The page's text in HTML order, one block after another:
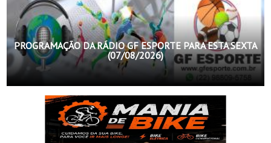
PROGRAMAÇÃO DA RÁDIO GF ESPORTE PARA ESTA SEXTA
(07/08/2026)